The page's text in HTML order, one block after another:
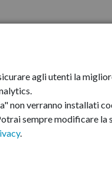
agli utenti la
non verranno installati
sempre modificare la
.